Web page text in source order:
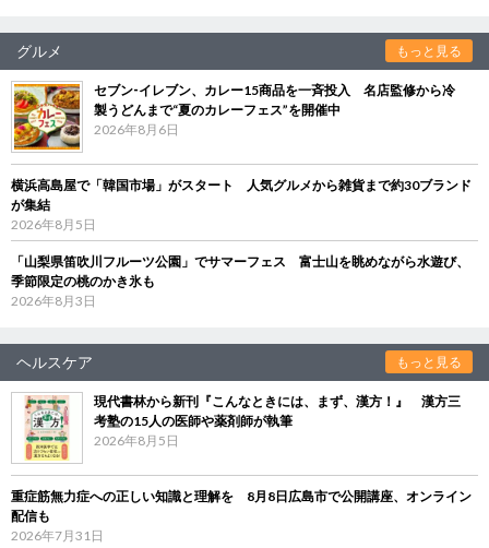
グルメ もっと見る
セブン‐イレブン、カレー15商品を一斉投入 名店監修から冷
製うどんまで“夏のカレーフェス”を開催中
2026年8月6日
横浜高島屋で「韓国市場」がスタート 人気グルメから雑貨まで約30ブランド
が集結
2026年8月5日
「山梨県笛吹川フルーツ公園」でサマーフェス 富士山を眺めながら水遊び、
季節限定の桃のかき氷も
2026年8月3日
ヘルスケア もっと見る
現代書林から新刊『こんなときには、まず、漢方！』 漢方三
考塾の15人の医師や薬剤師が執筆
2026年8月5日
重症筋無力症への正しい知識と理解を 8月8日広島市で公開講座、オンライン
配信も
2026年7月31日